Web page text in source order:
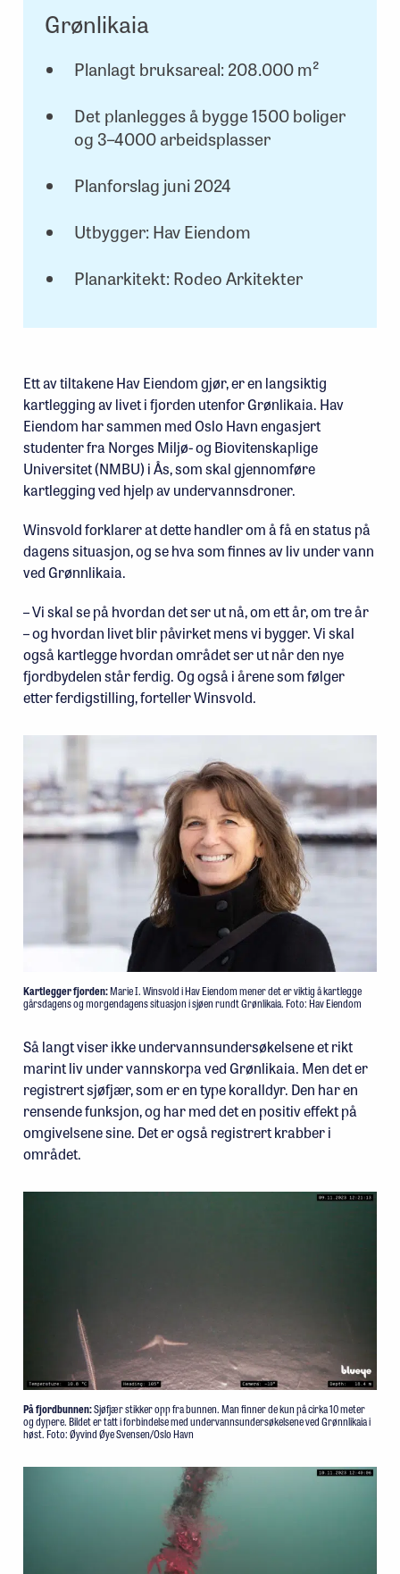
Grønlikaia
Planlagt bruksareal: 208.000 m²
Det planlegges å bygge 1500 boliger
og 3–4000 arbeidsplasser
Planforslag juni 2024
Utbygger: Hav Eiendom
Planarkitekt: Rodeo Arkitekter
Ett av tiltakene Hav Eiendom gjør, er en langsiktig
kartlegging av livet i fjorden utenfor Grønlikaia. Hav
Eiendom har sammen med Oslo Havn engasjert
studenter fra Norges Miljø- og Biovitenskaplige
Universitet (NMBU) i Ås, som skal gjennomføre
kartlegging ved hjelp av undervannsdroner.
Winsvold forklarer at dette handler om å få en status på
dagens situasjon, og se hva som finnes av liv under vann
ved Grønnlikaia.
– Vi skal se på hvordan det ser ut nå, om ett år, om tre år
– og hvordan livet blir påvirket mens vi bygger. Vi skal
også kartlegge hvordan området ser ut når den nye
fjordbydelen står ferdig. Og også i årene som følger
etter ferdigstilling, forteller Winsvold.
Kartlegger fjorden:Marie I. Winsvold i Hav Eiendom mener det er viktig å kartlegge
gårsdagens og morgendagens situasjon i sjøen rundt Grønlikaia. Foto: Hav Eiendom
Så langt viser ikke undervannsundersøkelsene et rikt
marint liv under vannskorpa ved Grønlikaia. Men det er
registrert sjøfjær, som er en type koralldyr. Den har en
rensende funksjon, og har med det en positiv effekt på
omgivelsene sine. Det er også registrert krabber i
området.
På fjordbunnen:Sjøfjær stikker opp fra bunnen. Man finner de kun på cirka 10 meter
og dypere. Bildet er tatt i forbindelse med undervannsundersøkelsene ved Grønnlikaia i
høst. Foto: Øyvind Øye Svensen/Oslo Havn